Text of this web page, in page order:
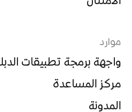
موارد
واجهة برمجة تطبيقات
مركز المساعدة
المدونة